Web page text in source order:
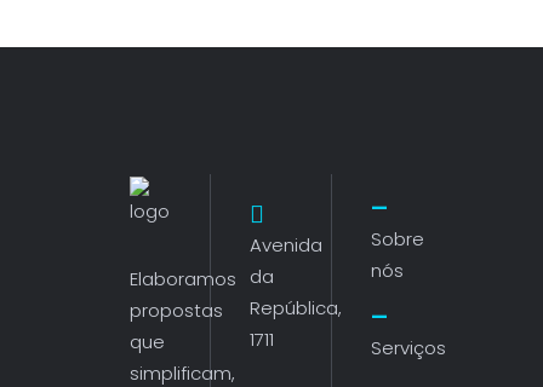
Elaboramos
propostas
que
simplificam,
Avenida
da
República,
1711
Sobre
nós
Serviços